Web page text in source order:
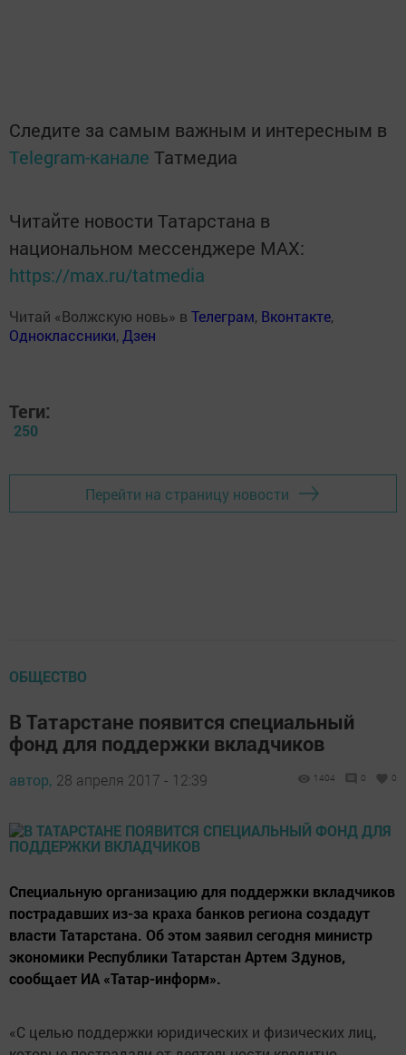
Следите за самым важным и интересным в
Telegram-канале Татмедиа
Читайте новости Татарстана в
национальном мессенджере MАХ:
https://max.ru/tatmedia
Читай «Волжскую новь» в Телеграм, Вконтакте,
Одноклассники, Дзен
Теги:
250
Перейти на страницу новости
ОБЩЕСТВО
В Татарстане появится специальный
фонд для поддержки вкладчиков
автор, 28 апреля 2017 - 12:39 1404 0 0
Специальную организацию для поддержки вкладчиков
пострадавших из-за краха банков региона создадут
власти Татарстана. Об этом заявил сегодня министр
экономики Республики Татарстан Артем Здунов,
сообщает ИА «Татар-информ».
«С целью поддержки юридических и физических лиц,